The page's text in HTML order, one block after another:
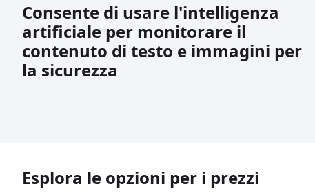
Consente di usare l'intelligenza
artificiale per monitorare il
contenuto di testo e immagini per
la sicurezza
Esplora le opzioni per i prezzi